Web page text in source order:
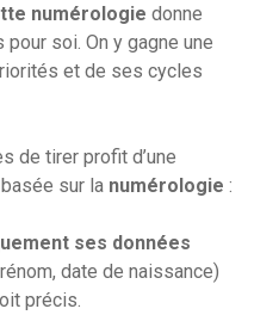
numérologie donne
soi. On y gagne une
et de ses cycles
de tirer profit d’une
basée sur la numérologie :
ses données
date de naissance)
précis.